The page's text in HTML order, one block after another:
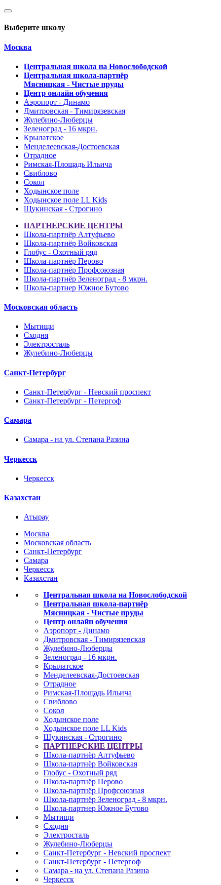
Выберите школу
Москва
Центральная школа на Новослободской
Центральная школа-партнёр
Мясницкая - Чистые пруды
Центр онлайн обучения
Аэропорт - Динамо
Дмитровская - Тимирязевская
Жулебино-Люберцы
Зеленоград - 16 мкрн.
Крылатское
Менделеевская-Достоевская
Отрадное
Римская-Площадь Ильича
Свиблово
Сокол
Ходынское поле
Ходынское поле LL Kids
Щукинская - Строгино
ПАРТНЕРСКИЕ ЦЕНТРЫ
Школа-партнёр Алтуфьево
Школа-партнёр Войковская
Глобус - Охотный ряд
Школа-партнёр Перово
Школа-партнёр Профсоюзная
Школа-партнёр Зеленоград - 8 мкрн.
Школа-партнер Южное Бутово
Московская область
Мытищи
Сходня
Электросталь
Жулебино-Люберцы
Санкт-Петербург
Санкт-Петербург - Невский проспект
Санкт-Петербург - Петергоф
Самара
Самара - на ул. Степана Разина
Черкесск
Черкесск
Казахстан
Атырау
Москва
Московская область
Санкт-Петербург
Самара
Черкесск
Казахстан
Центральная школа на Новослободской
Центральная школа-партнёр
Мясницкая - Чистые пруды
Центр онлайн обучения
Аэропорт - Динамо
Дмитровская - Тимирязевская
Жулебино-Люберцы
Зеленоград - 16 мкрн.
Крылатское
Менделеевская-Достоевская
Отрадное
Римская-Площадь Ильича
Свиблово
Сокол
Ходынское поле
Ходынское поле LL Kids
Щукинская - Строгино
ПАРТНЕРСКИЕ ЦЕНТРЫ
Школа-партнёр Алтуфьево
Школа-партнёр Войковская
Глобус - Охотный ряд
Школа-партнёр Перово
Школа-партнёр Профсоюзная
Школа-партнёр Зеленоград - 8 мкрн.
Школа-партнер Южное Бутово
Мытищи
Сходня
Электросталь
Жулебино-Люберцы
Санкт-Петербург - Невский проспект
Санкт-Петербург - Петергоф
Самара - на ул. Степана Разина
Черкесск